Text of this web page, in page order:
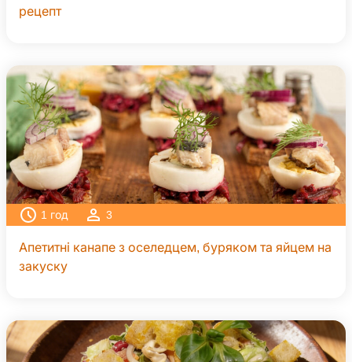
рецепт
1 год 3
Апетитні канапе з оселедцем, буряком та яйцем на
закуску